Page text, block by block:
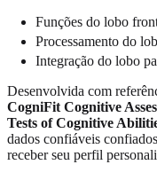
Funções do lobo
Processamento do
Integração do lobo
Desenvolvida com
CogniFit Cognitive
Tests of Cognitive
dados confiáveis
receber seu perfil